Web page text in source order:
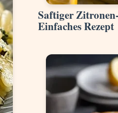
Saftiger
Einfaches Rezept